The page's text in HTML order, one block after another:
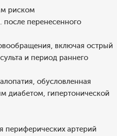
риском
после перенесенного
включая острый
и период раннего
обусловленная
диабетом, гипертонической
артерий